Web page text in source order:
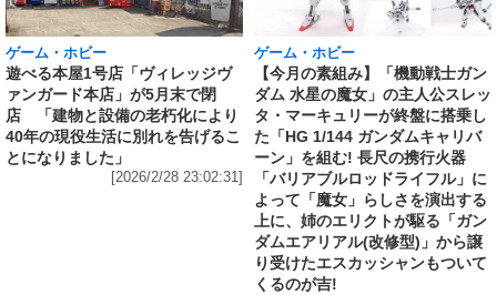
ゲーム・ホビー
遊べる本屋1号店「ヴィレッジヴ
ァンガード本店」が5月末で閉
店 「建物と設備の老朽化により
40年の現役生活に別れを告げるこ
とになりました」
[2026/2/28 23:02:31]
ゲーム・ホビー
【今月の素組み】「機動戦士ガン
ダム 水星の魔女」の主人公スレッ
タ・マーキュリーが終盤に搭乗し
た「HG 1/144 ガンダムキャリバ
ーン」を組む! 長尺の携行火器
「バリアブルロッドライフル」に
よって「魔女」らしさを演出する
上に、姉のエリクトが駆る「ガン
ダムエアリアル(改修型)」から譲
り受けたエスカッシャンもついて
くるのが吉!